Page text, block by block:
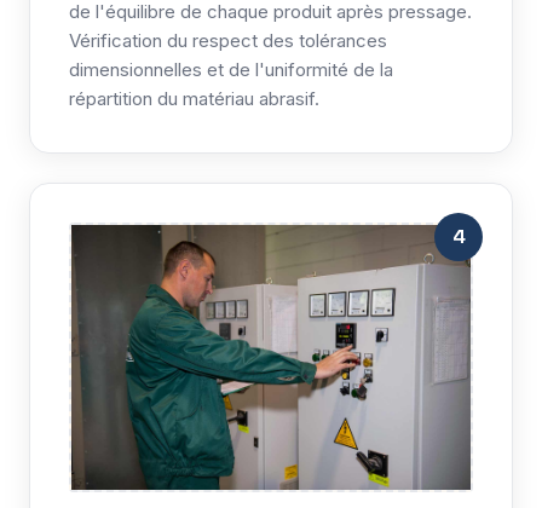
de l'équilibre de chaque produit après pressage.
Vérification du respect des tolérances
dimensionnelles et de l'uniformité de la
répartition du matériau abrasif.
4